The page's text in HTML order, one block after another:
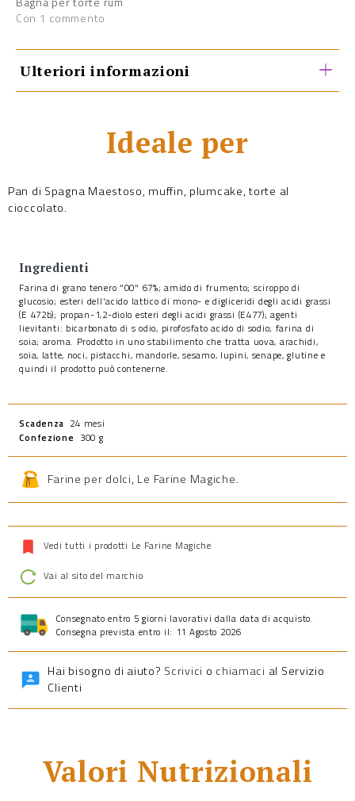
Con 1 commento
Ulteriori informazioni
Ideale per
Pan di Spagna Maestoso, muffin, plumcake, torte al
cioccolato.
Ingredienti
Farina di grano tenero "00" 67%; amido di frumento; sciroppo di
glucosio; esteri dell'acido lattico di mono- e digliceridi degli acidi grassi
(E 472b); propan-1,2-diolo esteri degli acidi grassi (E477); agenti
lievitanti: bicarbonato di s odio, pirofosfato acido di sodio; farina di
soia; aroma. Prodotto in uno stabilimento che tratta uova, arachidi,
soia, latte, noci, pistacchi, mandorle, sesamo, lupini, senape, glutine e
quindi il prodotto può contenerne.
Scadenza 24 mesi
Confezione 300 g
Farine per dolci, Le Farine Magiche.
Vedi tutti i prodotti Le Farine Magiche
Vai al sito del marchio
Consegnato entro 5 giorni lavorativi dalla data di acquisto.
Consegna prevista entro il: 11 Agosto 2026
Hai bisogno di aiuto? Scrivici o chiamaci al Servizio
Clienti
Valori Nutrizionali